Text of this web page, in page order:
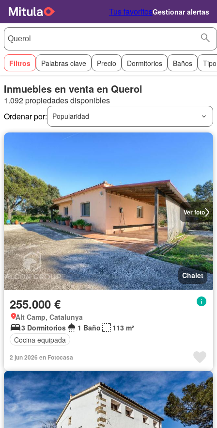
Tus favoritosGestionar alertas
Filtros Palabras clave Precio Dormitorios Baños
Inmuebles en venta en Querol
1.092 propiedades disponibles
Ordenar por:
Popularidad
Ver foto
Chalet
255.000 €
Alt Camp, Catalunya
3 Dormitorios
1 Baño
113 m²
Cocina equipada
2 jun 2026 en Fotocasa